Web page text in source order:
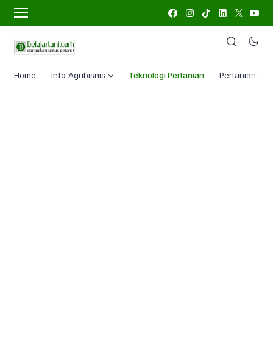
Home Info Agribisnis Teknologi Pertanian Pertanian